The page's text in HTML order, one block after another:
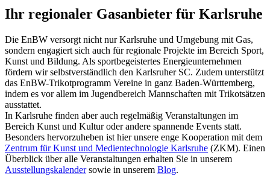
Ihr regionaler Gasanbieter für Karlsruhe
Die EnBW versorgt nicht nur Karlsruhe und Umgebung mit Gas,
sondern engagiert sich auch für regionale Projekte im Bereich Sport,
Kunst und Bildung. Als sportbegeistertes Energieunternehmen
fördern wir selbstverständlich den Karlsruher SC. Zudem unterstützt
das EnBW-Trikotprogramm Vereine in ganz Baden-Württemberg,
indem es vor allem im Jugendbereich Mannschaften mit Trikotsätzen
ausstattet.
In Karlsruhe finden aber auch regelmäßig Veranstaltungen im
Bereich Kunst und Kultur oder andere spannende Events statt.
Besonders hervorzuheben ist hier unsere enge Kooperation mit dem
Zentrum für Kunst und Medientechnologie Karlsruhe (ZKM). Einen
Überblick über alle Veranstaltungen erhalten Sie in unserem
Ausstellungskalendersowie in unserem Blog.